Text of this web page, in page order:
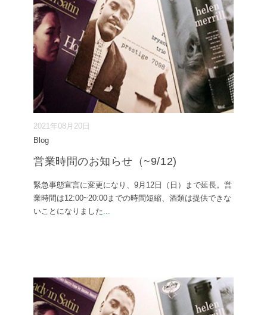
2021年08月20日
Blog
営業時間のお知らせ（~9/12)
緊急事態宣言に変更になり、9月12日（日）まで延長。営
業時間は12:00~20:00までの時間短縮、酒類は提供できな
いことになりました